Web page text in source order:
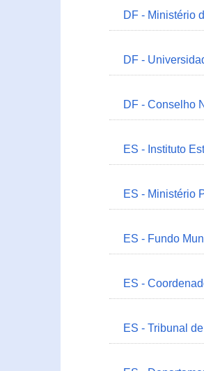
DF - Ministério
DF -
DF - Conselho
ES - Instituto
ES - Ministério
ES - Fundo
ES -
ES - Tribunal